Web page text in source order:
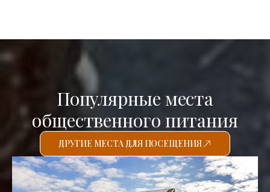
Популярные места
общественного питания
ДРУГИЕ МЕСТА ДЛЯ ПОСЕЩЕНИЯ